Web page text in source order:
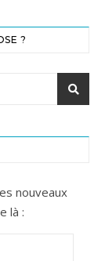
?
nouveaux
là :